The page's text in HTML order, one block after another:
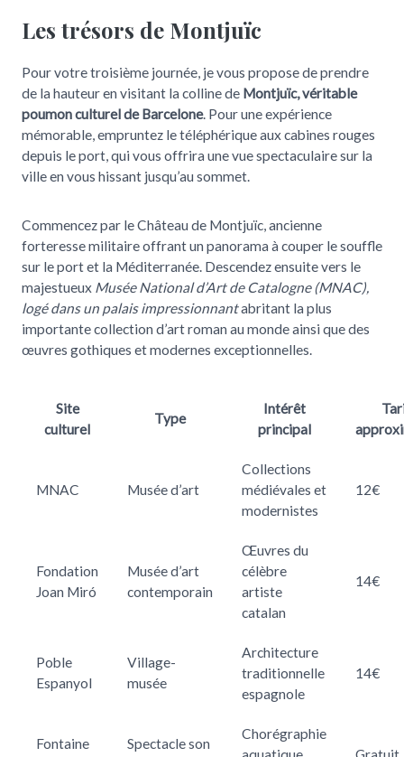
Les trésors de Montjuïc
Pour votre troisième journée, je vous propose de prendre
de la hauteur en visitant la colline de Montjuïc, véritable
poumon culturel de Barcelone. Pour une expérience
mémorable, empruntez le téléphérique aux cabines rouges
depuis le port, qui vous offrira une vue spectaculaire sur la
ville en vous hissant jusqu’au sommet.
Commencez par le Château de Montjuïc, ancienne
forteresse militaire offrant un panorama à couper le souffle
sur le port et la Méditerranée. Descendez ensuite vers le
majestueux Musée National d’Art de Catalogne (MNAC),
logé dans un palais impressionnantabritant la plus
importante collection d’art roman au monde ainsi que des
œuvres gothiques et modernes exceptionnelles.
Site
culturel
Type
Intérêt
principal
MNAC Musée d’art
Collections
médiévales et
modernistes
12€
Fondation
Joan Miró
Musée d’art
contemporain
Œuvres du
célèbre
artiste
catalan
14€
Poble
Espanyol
Village-
musée
Architecture
traditionnelle
espagnole
14€
Fontaine
Spectacle son
Chorégraphie